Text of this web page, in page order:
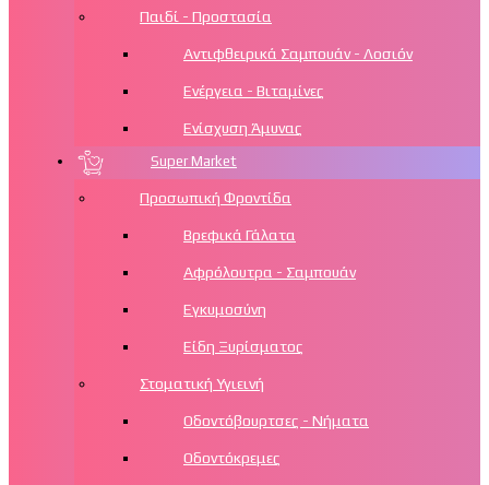
Παιδί - Προστασία
Αντιφθειρικά Σαμπουάν - Λοσιόν
Ενέργεια - Βιταμίνες
Ενίσχυση Άμυνας
Super Market
Προσωπική Φροντίδα
Βρεφικά Γάλατα
Αφρόλουτρα - Σαμπουάν
Εγκυμοσύνη
Είδη Ξυρίσματος
Στοματική Υγιεινή
Οδοντόβουρτσες - Νήματα
Οδοντόκρεμες